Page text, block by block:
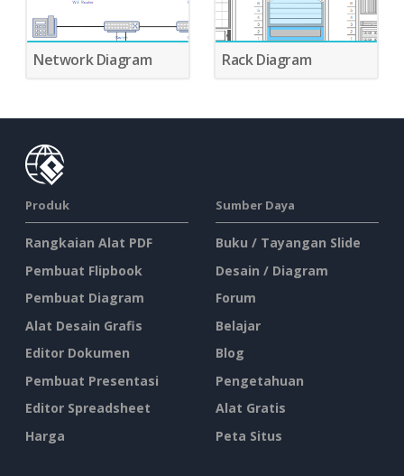
Network Diagram Rack Diagram
Produk
Rangkaian Alat PDF
Pembuat Flipbook
Pembuat Diagram
Alat Desain Grafis
Editor Dokumen
Pembuat Presentasi
Editor Spreadsheet
Harga
Sumber Daya
Buku / Tayangan Slide
Desain / Diagram
Forum
Belajar
Blog
Pengetahuan
Alat Gratis
Peta Situs